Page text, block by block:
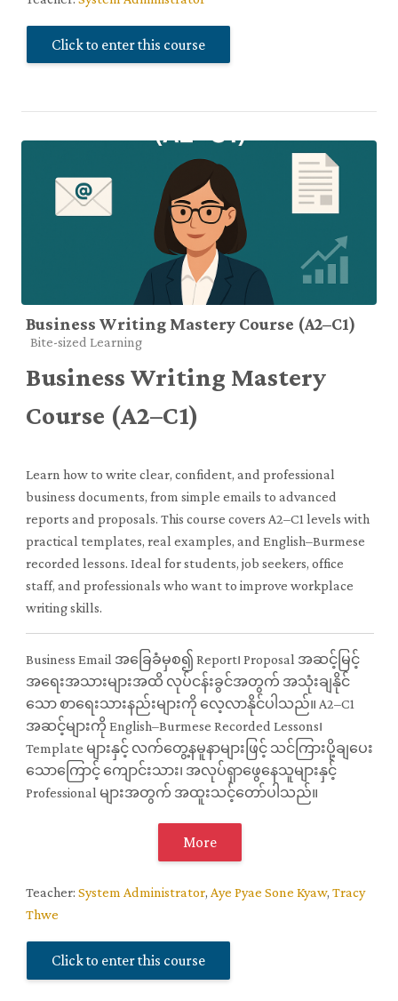
Click to enter this course
Business Writing Mastery Course (A2–C1)
Course category
Bite-sized Learning
Business Writing Mastery
Course (A2–C1)
Learn how to write clear, confident, and professional
business documents, from simple emails to advanced
reports and proposals. This course covers A2–C1 levels with
practical templates, real examples, and English–Burmese
recorded lessons. Ideal for students, job seekers, office
staff, and professionals who want to improve workplace
writing skills.
Business Email အခြေခံမှစ၍ Report၊ Proposal အဆင့်မြင့်
အရေးအသားများအထိ လုပ်ငန်းခွင်အတွက် အသုံးချနိုင်
သော စာရေးသားနည်းများကို လေ့လာနိုင်ပါသည်။ A2–C1
အဆင့်များကို English–Burmese Recorded Lessons၊
Template များနှင့် လက်တွေ့နမူနာများဖြင့် သင်ကြားပို့ချပေး
သောကြောင့် ကျောင်းသား၊ အလုပ်ရှာဖွေနေသူများနှင့်
Professional များအတွက် အထူးသင့်တော်ပါသည်။
More
Teacher: System Administrator, Aye Pyae Sone Kyaw, Tracy
Thwe
Click to enter this course